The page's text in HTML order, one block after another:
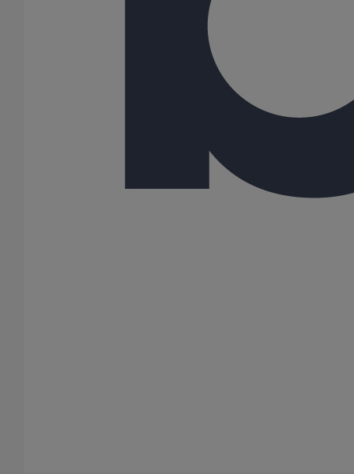
sur Collier de descente DN50